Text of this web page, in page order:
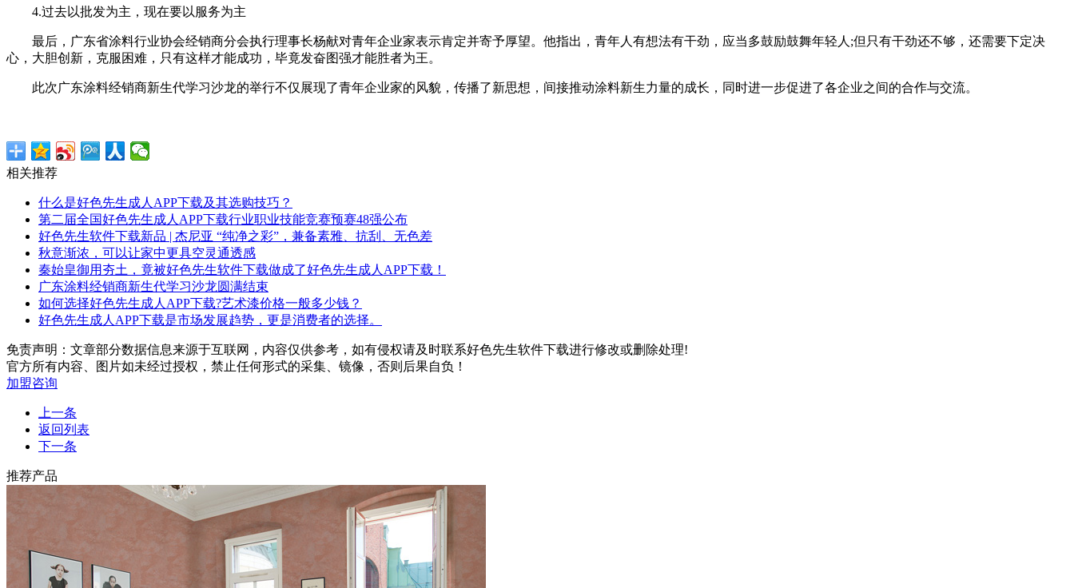
4.过去以批发为主，现在要以服务为主
最后，广东省涂料行业协会经销商分会执行理事长杨献对青年企业家表示肯定并寄予厚望。他指出，青年人有想法有干劲，应当多鼓励鼓舞年轻人;但只有干劲还不够，还需要下定决
心，大胆创新，克服困难，只有这样才能成功，毕竟发奋图强才能胜者为王。
此次广东涂料经销商新生代学习沙龙的举行不仅展现了青年企业家的风貌，传播了新思想，间接推动涂料新生力量的成长，同时进一步促进了各企业之间的合作与交流。
相关推荐
什么是好色先生成人APP下载及其选购技巧？
第二届全国好色先生成人APP下载行业职业技能竞赛预赛48强公布
好色先生软件下载新品 | 杰尼亚 “纯净之彩”，兼备素雅、抗刮、无色差
秋意渐浓，可以让家中更具空灵通透感
秦始皇御用夯土，竟被好色先生软件下载做成了好色先生成人APP下载！
广东涂料经销商新生代学习沙龙圆满结束
如何选择好色先生成人APP下载?艺术漆价格一般多少钱？
好色先生成人APP下载是市场发展趋势，更是消费者的选择。
免责声明：文章部分数据信息来源于互联网，内容仅供参考，如有侵权请及时联系好色先生软件下载进行修改或删除处理!
官方所有内容、图片如未经过授权，禁止任何形式的采集、镜像，否则后果自负！
加盟咨询
上一条
返回列表
下一条
推荐产品